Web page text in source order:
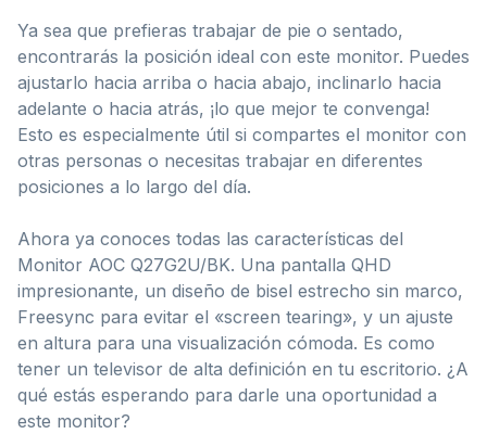
Ya sea que prefieras trabajar de pie o sentado,
encontrarás la posición ideal con este monitor. Puedes
ajustarlo hacia arriba o hacia abajo, inclinarlo hacia
adelante o hacia atrás, ¡lo que mejor te convenga!
Esto es especialmente útil si compartes el monitor con
otras personas o necesitas trabajar en diferentes
posiciones a lo largo del día.
Ahora ya conoces todas las características del
Monitor AOC Q27G2U/BK. Una pantalla QHD
impresionante, un diseño de bisel estrecho sin marco,
Freesync para evitar el «screen tearing», y un ajuste
en altura para una visualización cómoda. Es como
tener un televisor de alta definición en tu escritorio. ¿A
qué estás esperando para darle una oportunidad a
este monitor?